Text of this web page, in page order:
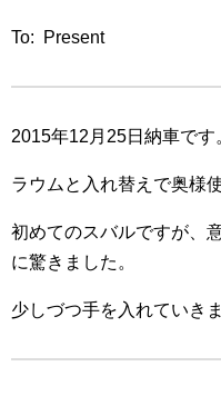
To: Present
2015年12月25日納車です
ラウムと入れ替えで奥様
初めてのスバルですが、
に驚きました。
少しづつ手を入れていきま